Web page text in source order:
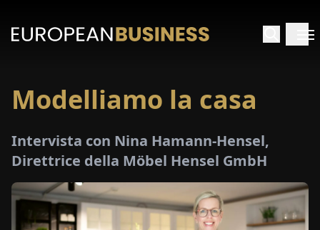
HOME
Modelliamo la casa
Intervista con Nina Hamann-Hensel,
Direttrice della Möbel Hensel GmbH